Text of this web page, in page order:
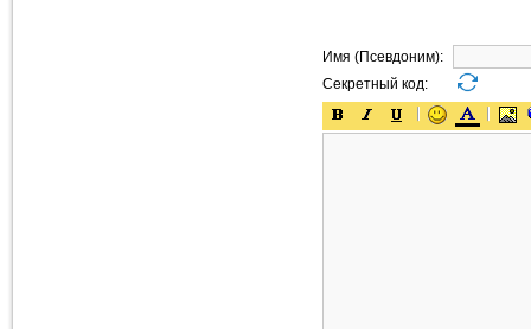
Имя (Псевдоним):
Секретный код: